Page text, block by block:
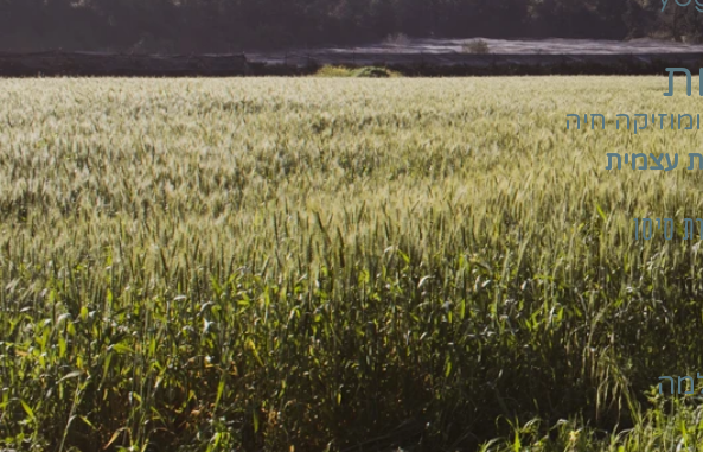
חיה
עצמית
סיסו